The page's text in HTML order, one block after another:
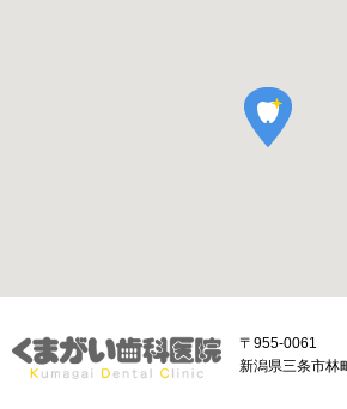
〒955-0061
新潟県三条市林